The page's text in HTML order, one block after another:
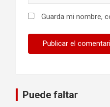
Guarda mi nombre,
Puede faltar